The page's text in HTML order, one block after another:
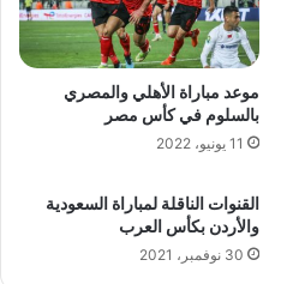
موعد مباراة الأهلي والمصري
بالسلوم في كأس مصر
11 يونيو، 2022
القنوات الناقلة لمباراة السعودية
والأردن بكأس العرب
30 نوفمبر، 2021